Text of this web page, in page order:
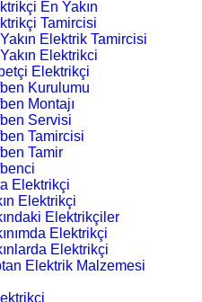
En Yakın
Tamircisi
Elektrik Tamircisi
Elektrikci
Elektrikçi
Kurulumu
Montajı
Servisi
Tamircisi
Tamir
Elektrikçi
Elektrikçi
Elektrikçiler
Elektrikçi
Elektrikçi
Elektrik Malzemesi